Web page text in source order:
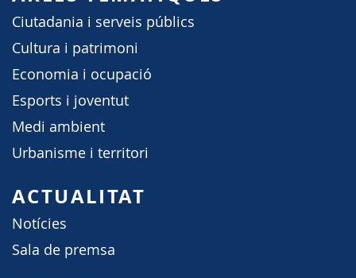
Ciutadania i serveis públics
Cultura i patrimoni
Economia i ocupació
Esports i joventut
Medi ambient
Urbanisme i territori
ACTUALITAT
Notícies
Sala de premsa